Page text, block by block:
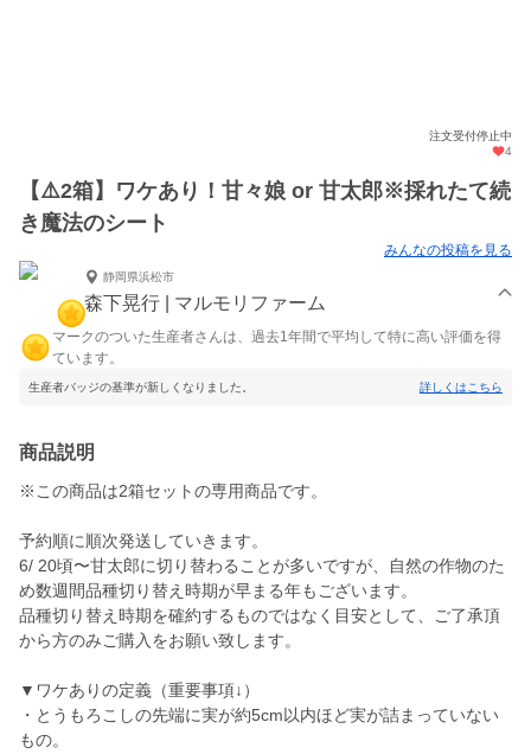
注文受付停止中
4
【⚠️2箱】ワケあり！甘々娘 or 甘太郎※採れたて続
き魔法のシート
みんなの投稿を見る
静岡県浜松市
森下晃行 | マルモリファーム
マークのついた生産者さんは、過去1年間で平均して特に高い評価を得
ています。
生産者バッジの基準が新しくなりました。 詳しくはこちら
商品説明
※この商品は2箱セットの専用商品です。
予約順に順次発送していきます。
6/ 20頃〜甘太郎に切り替わることが多いですが、自然の作物のた
め数週間品種切り替え時期が早まる年もございます。
品種切り替え時期を確約するものではなく目安として、ご了承頂
から方のみご購入をお願い致します。
▼ワケありの定義（重要事項↓）
・とうもろこしの先端に実が約5cm以内ほど実が詰まっていない
もの。